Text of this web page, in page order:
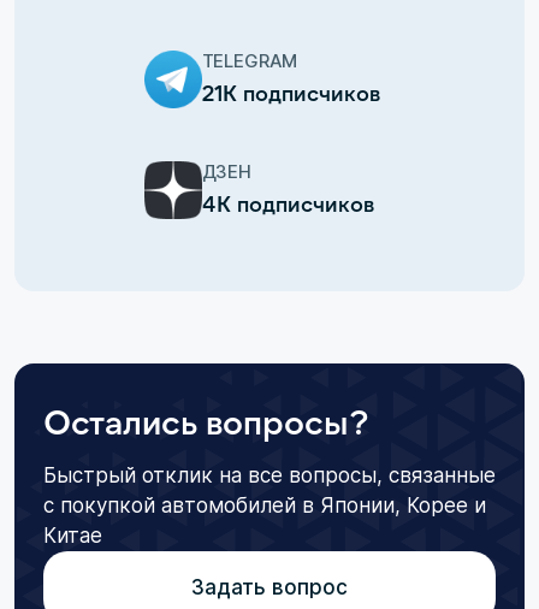
TELEGRAM
21К подписчиков
ДЗЕН
4К подписчиков
Остались вопросы?
Быстрый отклик на все вопросы, связанные
с покупкой автомобилей в Японии, Корее и
Китае
Задать вопрос